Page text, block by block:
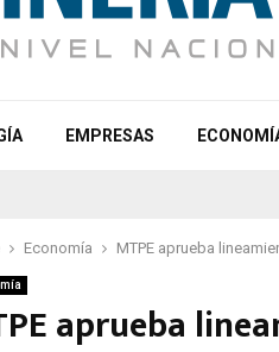
EMPRESAS
Economía MTPE aprueba
aprueba